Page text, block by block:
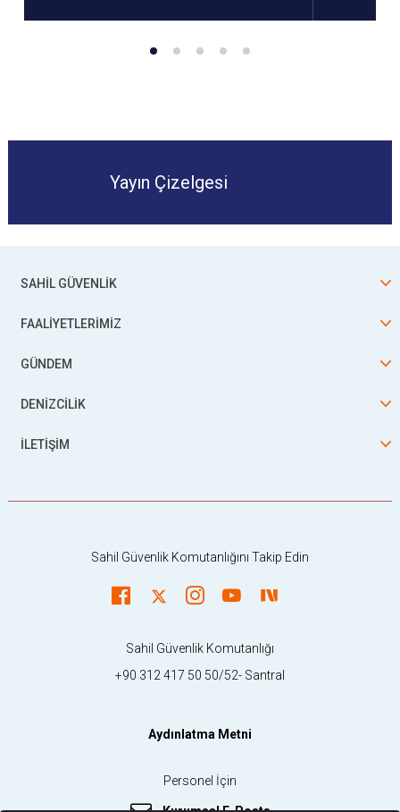
Yayın Çizelgesi
SAHİL GÜVENLİK
FAALİYETLERİMİZ
GÜNDEM
DENİZCİLİK
İLETİŞİM
Sahil Güvenlik Komutanlığını Takip Edin
Sahil Güvenlik Komutanlığı
+90 312 417 50 50/52- Santral
Aydınlatma Metni
Personel İçin